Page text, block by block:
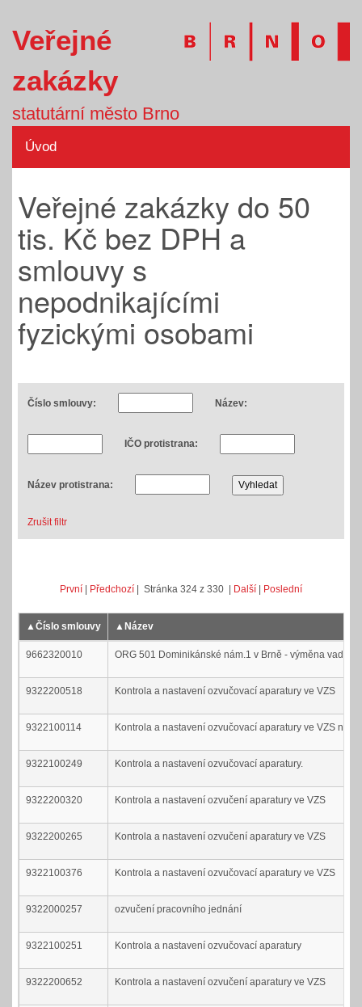
Veřejné
zakázky
statutární město Brno
Úvod
Veřejné zakázky do 50
tis. Kč bez DPH a
smlouvy s
nepodnikajícími
fyzickými osobami
Číslo smlouvy: Název:
IČO protistrana:
Název protistrana:
Zrušit filtr
První | Předchozí | Stránka 324 z 330 | Další | Poslední
▲ Číslo smlouvy ▲ Název
9662320010 ORG 501 Dominikánské nám.1 v Brně - výměna
9322200518 Kontrola a nastavení ozvučovací aparatury ve VZS
9322100114 Kontrola a nastavení ozvučovací aparatury ve VZS na
9322100249 Kontrola a nastavení ozvučovací aparatury.
9322200320 Kontrola a nastavení ozvučení aparatury ve VZS
9322200265 Kontrola a nastavení ozvučení aparatury ve VZS
9322100376 Kontrola a nastavení ozvučovací aparatury ve VZS
9322000257 ozvučení pracovního jednání
9322100251 Kontrola a nastavení ozvučovací aparatury
9322200652 Kontrola a nastavení ozvučení aparatury ve VZS